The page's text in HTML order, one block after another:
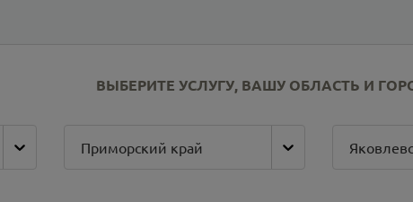
ВЫБЕРИТЕ УСЛУГУ, ВАШУ ОБЛАСТЬ И
Приморский край